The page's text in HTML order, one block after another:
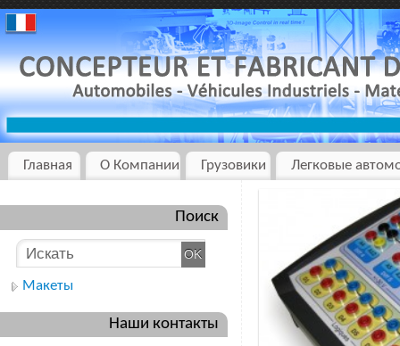
Главная О Компании Грузовики Легковые
Поиск
Макеты
Наши контакты